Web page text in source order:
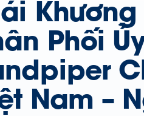
Phối
Nam –